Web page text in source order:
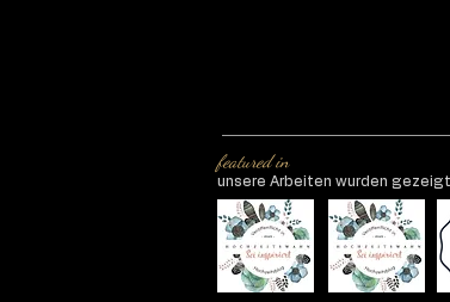
featured in
unsere Arbeiten wurden